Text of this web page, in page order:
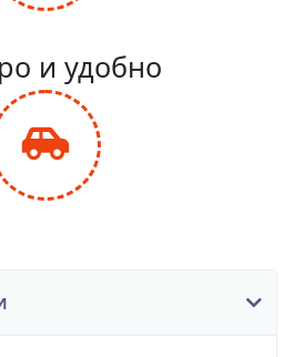
balance-
scale
и удобно
fas
fa-